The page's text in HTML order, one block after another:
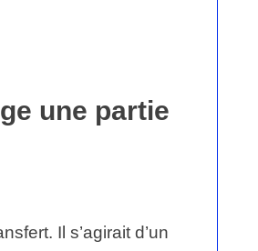
une partie
Il s’agirait d’un